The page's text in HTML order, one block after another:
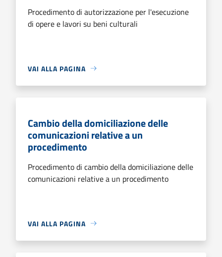
Procedimento di autorizzazione per l'esecuzione
di opere e lavori su beni culturali
VAI ALLA PAGINA
Cambio della domiciliazione delle
comunicazioni relative a un
procedimento
Procedimento di cambio della domiciliazione delle
comunicazioni relative a un procedimento
VAI ALLA PAGINA